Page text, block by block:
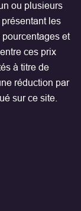
ou plusieurs
les
et
ces prix
à titre de
réduction par
sur ce site.